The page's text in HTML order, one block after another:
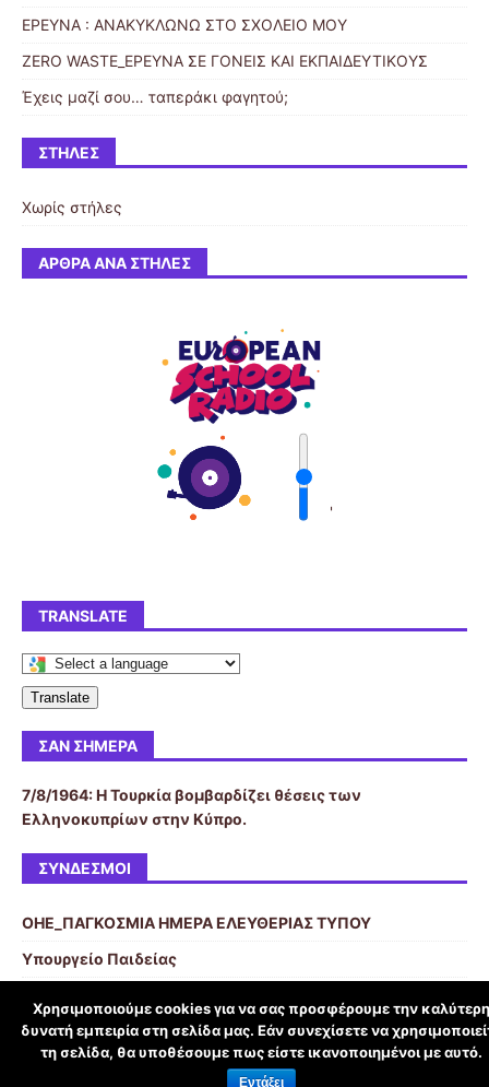
ΕΡΕΥΝΑ : ΑΝΑΚΥΚΛΩΝΩ ΣΤΟ ΣΧΟΛΕΙΟ ΜΟΥ
ZERO WASTE_ΕΡΕΥΝΑ ΣΕ ΓΟΝΕΙΣ ΚΑΙ ΕΚΠΑΙΔΕΥΤΙΚΟΥΣ
Έχεις μαζί σου… ταπεράκι φαγητού;
ΣΤΉΛΕΣ
Χωρίς στήλες
ΆΡΘΡΑ ΑΝΆ ΣΤΉΛΕΣ
'
TRANSLATE
Translate
ΣΑΝ ΣΉΜΕΡΑ
7/8/1964: Η Τουρκία βομβαρδίζει θέσεις των
Ελληνοκυπρίων στην Κύπρο.
ΣΎΝΔΕΣΜΟΙ
OHE_ΠΑΓΚΟΣΜΙΑ ΗΜΕΡΑ ΕΛΕΥΘΕΡΙΑΣ ΤΥΠΟΥ
Υπουργείο Παιδείας
schoolpress.sch.gr
Χρησιμοποιούμε cookies για να σας προσφέρουμε την καλύτερη
δυνατή εμπειρία στη σελίδα μας. Εάν συνεχίσετε να
τη σελίδα, θα υποθέσουμε πως είστε ικανοποιημένοι με αυτό.
Εντάξει